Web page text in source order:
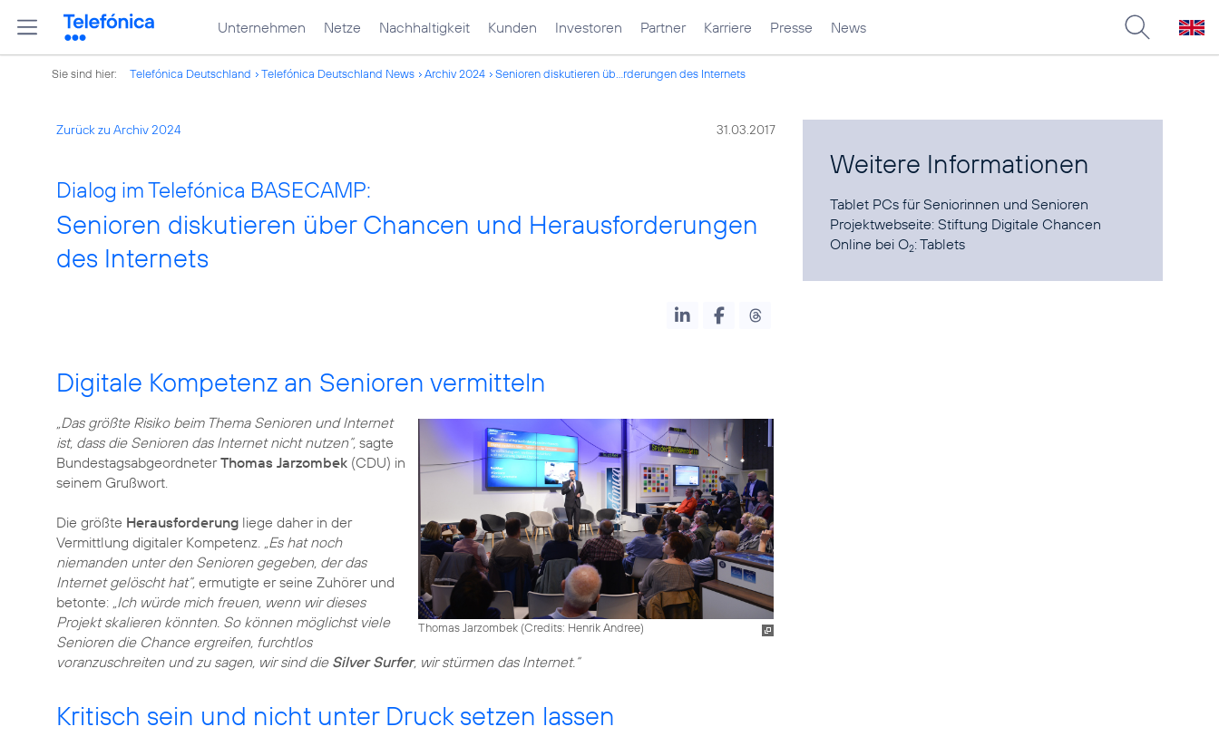
Unternehmen Netze Nachhaltigkeit Kunden Investoren Partner Karriere Presse News
Sie sind hier: Telefónica Deutschland Telefónica Deutschland News Archiv 2024 Senioren diskutieren üb...rderungen des Internets
Zurück zu Archiv 2024 31.03.2017
Dialog im Telefónica BASECAMP:
Senioren diskutieren über Chancen und Herausforderungen
des Internets
Digitale Kompetenz an Senioren vermitteln
Thomas Jarzombek (Credits: Henrik Andree)
„Das größte Risiko beim Thema Senioren und Internet
ist, dass die Senioren das Internet nicht nutzen“, sagte
BundestagsabgeordneterThomas Jarzombek (CDU) in
seinem Grußwort.
Die größte Herausforderung liege daher in der
Vermittlung digitaler Kompetenz. „Es hat noch
niemanden unter den Senioren gegeben, der das
Internet gelöscht hat“, ermutigte er seine Zuhörer und
betonte: „Ich würde mich freuen, wenn wir dieses
Projekt skalieren könnten. So können möglichst viele
Senioren die Chance ergreifen, furchtlos
voranzuschreiten und zu sagen, wir sind die Silver Surfer, wir stürmen das Internet.“
Kritisch sein und nicht unter Druck setzen lassen
Weitere Informationen
Tablet PCs für Seniorinnen und Senioren
Projektwebseite:Stiftung Digitale Chancen
Online bei O2:Tablets